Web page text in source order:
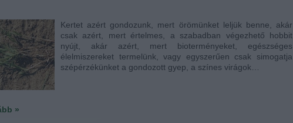
Kertet azért gondozunk, mert örömünket leljük benne, akár
csak azért, mert értelmes, a szabadban végezhető hobbit
nyújt, akár azért, mert bioterményeket, egészséges
élelmiszereket termelünk, vagy egyszerűen csak simogatja
szépérzékünket a gondozott gyep, a színes virágok…
»